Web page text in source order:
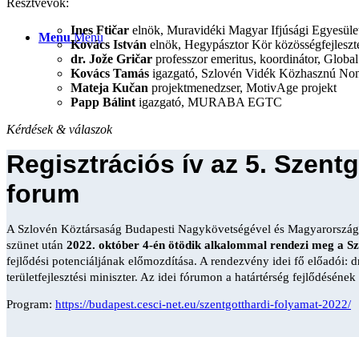
Menu Menu
Résztvevők:
Ines Ftičar elnök, Muravidéki Magyar Ifjúsági
Kovács István elnök, Hegypásztor Kör
dr. Jože Gričar professzor emeritus, koordinátor,
Kovács Tamás igazgató, Szlovén Vidék Közhasznú
Mateja Kučan projektmenedzser, MotivAge projekt
Papp Bálintigazgató, MURABA EGTC
Kérdések & válaszok